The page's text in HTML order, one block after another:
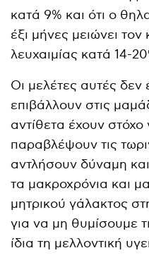
κατά 9% και ότι ο
έξι μήνες μειώνει τον
λευχαιμίας κατά 14-
Οι μελέτες αυτές
επιβάλλουν στις
αντίθετα έχουν
παραβλέψουν τις
αντλήσουν δύναμη
τα μακροχρόνια και
μητρικού γάλακτος
για να μη θυμίσουμε
ίδια τη μελλοντική